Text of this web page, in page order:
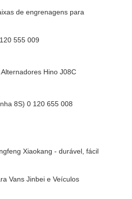
de engrenagens para
555 009
Hino J08C
8S) 0 120 655 008
Xiaokang - durável, fácil
Vans Jinbei e Veículos